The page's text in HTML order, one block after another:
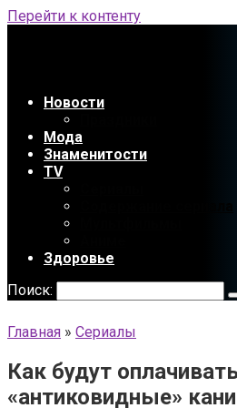
Перейти к контенту
Новости
Мода
Знаменитости
TV
Здоровье
Поиск:
Главная » Сериалы
Как будут
«антиковидные»